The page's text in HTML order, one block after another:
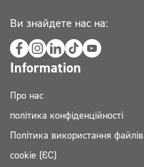
Ви знайдете нас на:
Information
Про нас
політика конфіденційності
Політика використання файлів
cookie (ЄС)